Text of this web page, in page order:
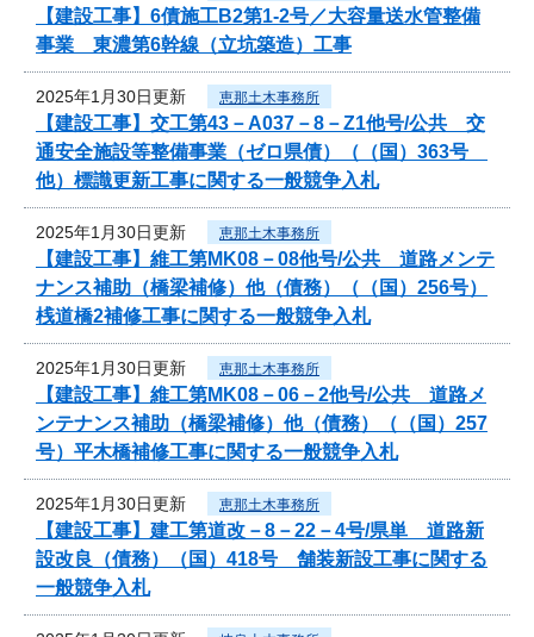
【建設工事】6債施工B2第1-2号／大容量送水管整備
事業 東濃第6幹線（立坑築造）工事
2025年1月30日更新 恵那土木事務所
【建設工事】交工第43－A037－8－Z1他号/公共 交
通安全施設等整備事業（ゼロ県債）（（国）363号
他）標識更新工事に関する一般競争入札
2025年1月30日更新 恵那土木事務所
【建設工事】維工第MK08－08他号/公共 道路メンテ
ナンス補助（橋梁補修）他（債務）（（国）256号）
桟道橋2補修工事に関する一般競争入札
2025年1月30日更新 恵那土木事務所
【建設工事】維工第MK08－06－2他号/公共 道路メ
ンテナンス補助（橋梁補修）他（債務）（（国）257
号）平木橋補修工事に関する一般競争入札
2025年1月30日更新 恵那土木事務所
【建設工事】建工第道改－8－22－4号/県単 道路新
設改良（債務）（国）418号 舗装新設工事に関する
一般競争入札